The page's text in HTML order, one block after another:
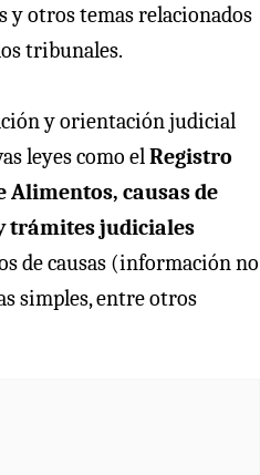
y otros temas relacionados
tribunales.
y orientación judicial
leyes como elRegistro
Alimentos, causas de
judiciales
de causas (información no
simples, entre otros